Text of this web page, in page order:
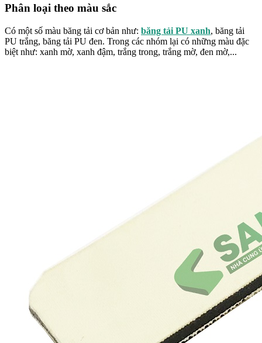
Phân loại theo màu sắc
Có một số màu băng tải cơ bản như: băng tải PU xanh, băng tải
PU trắng, băng tải PU đen. Trong các nhóm lại có những màu đặc
biệt như: xanh mờ, xanh đậm, trắng trong, trắng mờ, đen mờ,...